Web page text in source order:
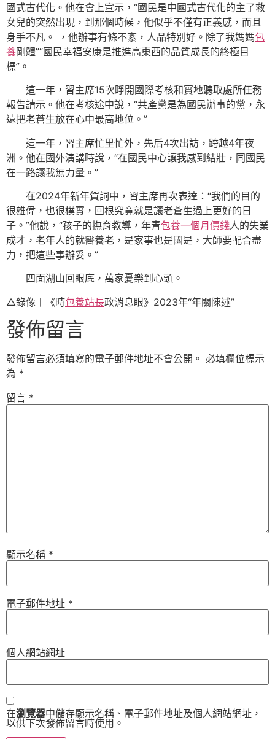
國式古代化。他在會上宣示，“國民是中國式古代化的主了救
女兒的突然出現，到那個時候，他似乎不僅有正義感，而且
身手不凡。 ，他辦事有條不紊，人品特別好。除了我媽媽包
養剛體”“國民幸福安康是推進高東西的品質成長的終極目
標”。
這一年，習主席15次睜開國際考核和實地聽取處所任務
報告請示。他在考核途中說，“共產黨是為國民辦事的黨，永
遠把老蒼生放在心中最高地位。”
這一年，習主席忙里忙外，先后4次出訪，跨越4年夜
洲。他在國外演講時說，“在國民中心讓我感到結壯，同國民
在一路讓我無力量。”
在2024年新年賀詞中，習主席再次表達：“我們的目的
很雄偉，也很樸實，回根究竟就是讓老蒼生過上更好的日
子。”他說，“孩子的撫育教導，年青包養一個月價錢人的失業
成才，老年人的就醫養老，是家事也是國是，大師要配合盡
力，把這些事辦妥。”
四面湖山回眼底，萬家憂樂到心頭。
△錄像丨《時包養站長政消息眼》2023年“年關陳述”
發佈留言
發佈留言必須填寫的電子郵件地址不會公開。 必填欄位標示
為 *
留言 *
顯示名稱 *
電子郵件地址 *
個人網站網址
在瀏覽器中儲存顯示名稱、電子郵件地址及個人網站網址，
以供下次發佈留言時使用。